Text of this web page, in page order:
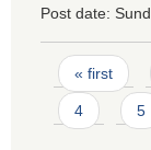
Post date:
Pages
« first
4 5